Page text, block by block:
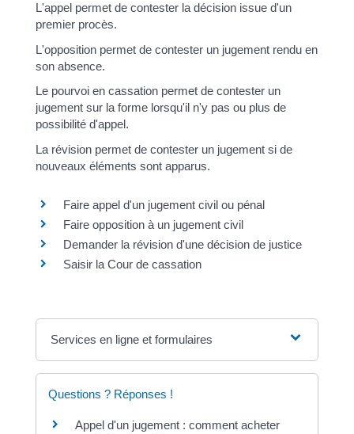
L'appel permet de contester la décision issue d'un
premier procès.
L'opposition permet de contester un jugement rendu en
son absence.
Le pourvoi en cassation permet de contester un
jugement sur la forme lorsqu'il n'y pas ou plus de
possibilité d'appel.
La révision permet de contester un jugement si de
nouveaux éléments sont apparus.
Faire appel d'un jugement civil ou pénal
Faire opposition à un jugement civil
Demander la révision d'une décision de justice
Saisir la Cour de cassation
Services en ligne et formulaires
Questions ? Réponses !
Appel d'un jugement : comment acheter